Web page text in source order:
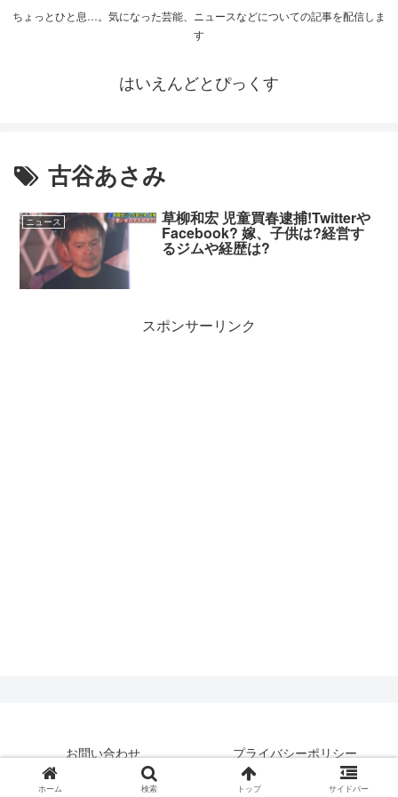
ちょっとひと息…。気になった芸能、ニュースなどについての記事を配信しま
す
はいえんどとぴっくす
古谷あさみ
ニュース 草柳和宏 児童買春逮捕!Twitterや
Facebook? 嫁、子供は?経営す
るジムや経歴は?
スポンサーリンク
お問い合わせ
プライバシーポリシー
© 2019 はいえんどとぴっくす.
ホーム 検索 トップ サイドバー